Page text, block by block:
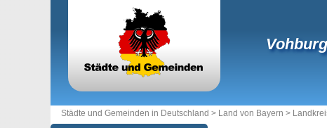
Städte und Gemeinden in Deutschland > Land von Bayern >